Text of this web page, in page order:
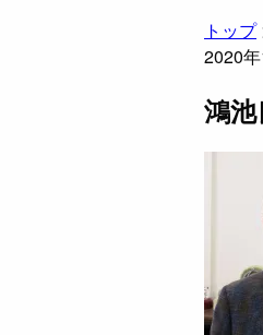
トップ
2020
鴻